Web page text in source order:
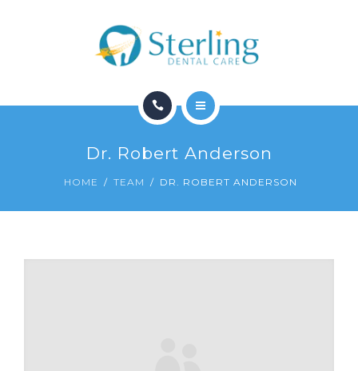
Dr. Robert Anderson
HOME TEAM DR. ROBERT ANDERSON